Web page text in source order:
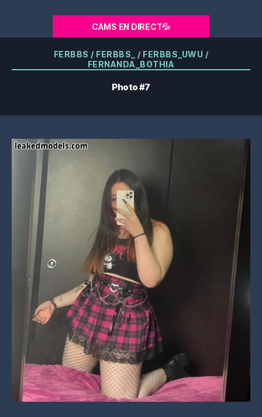
CAMS EN DIRECT💦
Catégories
FERBBS / FERBBS_ / FERBBS_UWU /
FERNANDA_BOTHIA
Photo #7